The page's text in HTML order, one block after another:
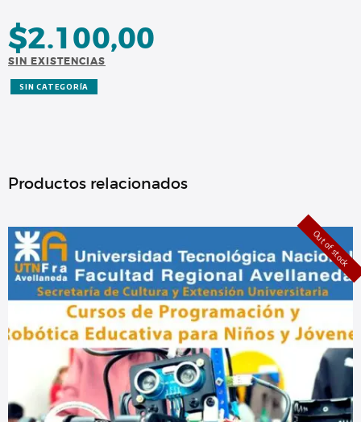
$2.100,00
SIN EXISTENCIAS
SIN CATEGORÍA
Productos relacionados
Out of stock